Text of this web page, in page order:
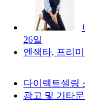
26일
엔잭타, 프리
다이렉트셀링
광고 및 기타문